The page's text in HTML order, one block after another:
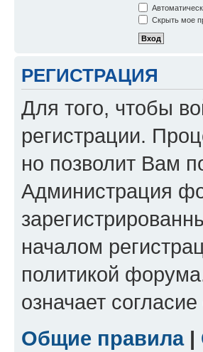
Скрыть мое
РЕГИСТРАЦИЯ
Для того, чтобы
регистрации.
но позволит Вам
Администрация
началом
политикой
означает согласие
Общие правила|